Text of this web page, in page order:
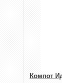
Компот